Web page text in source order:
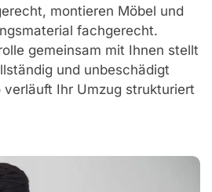
montieren Möbel und
fachgerecht.
gemeinsam mit Ihnen stellt
und unbeschädigt
verläuft Ihr Umzug strukturiert